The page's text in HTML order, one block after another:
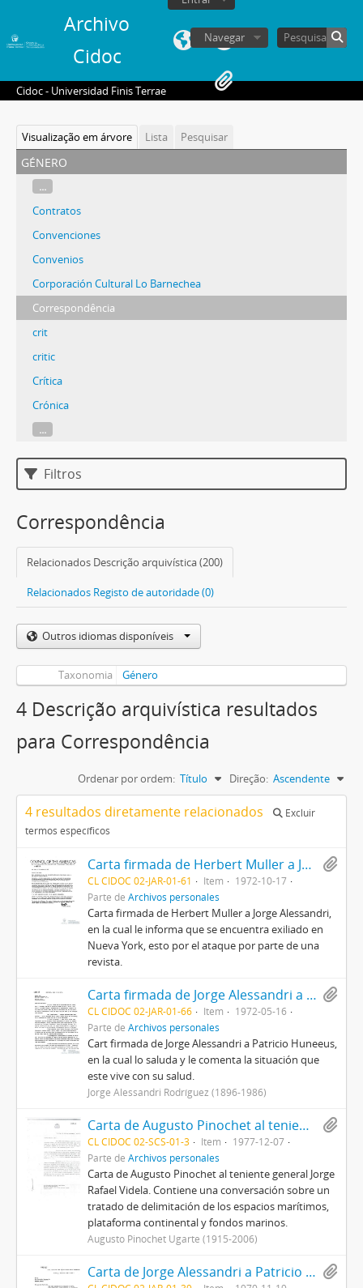
Archivo
Cidoc
Navegar
Cidoc - Universidad Finis Terrae
Visualização em árvore Lista Pesquisar
género
...
Contratos
Convenciones
Convenios
Corporación Cultural Lo Barnechea
Correspondência
crit
critic
Crítica
Crónica
...
Filtros
Correspondência
Relacionados Descrição arquivística (200)
Relacionados Registo de autoridade (0)
Outros idiomas disponíveis
Taxonomia Género
4 Descrição arquivística resultados
para Correspondência
Ordenar por ordem: Título Direção: Ascendente
4 resultados diretamente relacionados
Excluir
termos específicos
Carta firmada de Herbert Muller a Jorge Alessandri
CL CIDOC 02-JAR-01-61 Item
1972-10-17
Parte deArchivos personales
Carta firmada de Herbert Muller a Jorge Alessandri,
en la cual le informa que se encuentra exiliado en
Nueva York, esto por el ataque por parte de una
revista.
Carta firmada de Jorge Alessandri a Patricio Huneeus
CL CIDOC 02-JAR-01-66 Item
1972-05-16
Parte deArchivos personales
Cart firmada de Jorge Alessandri a Patricio Huneeus,
en la cual lo saluda y le comenta la situación que
este vive con su salud.
Jorge Alessandri Rodríguez (1896-1986)
Carta de Augusto Pinochet al teniente general Jorge Rafael Videla, presidente de facto de la República Argentina
CL CIDOC 02-SCS-01-3 Item
1977-12-07
Parte deArchivos personales
Carta de Augusto Pinochet al teniente general Jorge
Rafael Videla. Contiene una conversación sobre un
tratado de delimitación de los espacios marítimos,
plataforma continental y fondos marinos.
Augusto Pinochet Ugarte (1915-2006)
Carta de Jorge Alessandri a Patricio Huneeus